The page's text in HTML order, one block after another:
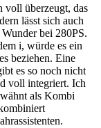
voll überzeugt, das
lässt sich auch
bei 280PS.
i, würde es ein
beziehen. Eine
es so noch nicht
voll integriert. Ich
als Kombi